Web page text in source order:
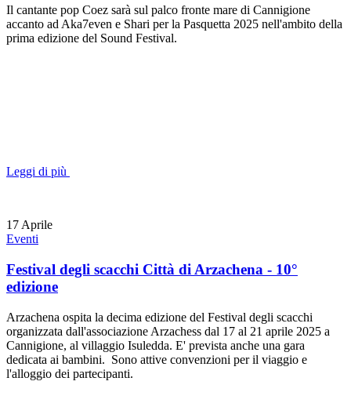
Il cantante pop Coez sarà sul palco fronte mare di Cannigione
accanto ad Aka7even e Shari per la Pasquetta 2025 nell'ambito della
prima edizione del Sound Festival.
Leggi di più
17 Aprile
Eventi
Festival degli scacchi Città di Arzachena - 10°
edizione
Arzachena ospita la decima edizione del Festival degli scacchi
organizzata dall'associazione Arzachess dal 17 al 21 aprile 2025 a
Cannigione, al villaggio Isuledda. E' prevista anche una gara
dedicata ai bambini. Sono attive convenzioni per il viaggio e
l'alloggio dei partecipanti.